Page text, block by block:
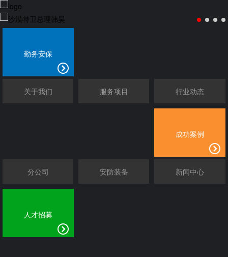
勤务安保
关于我们 服务项目 行业动态
成功案例
分公司 安防装备 新闻中心
人才招募